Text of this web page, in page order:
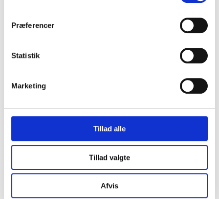
Præferencer
Statistik
Marketing
Tillad alle
Tillad valgte
Afvis
Kolding
Nyborg
Nykøbing F